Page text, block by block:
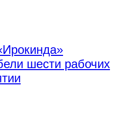
шести рабочих